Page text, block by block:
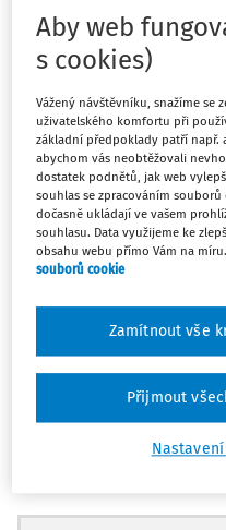
nejzávažnějších
nejen vzdělávací dráhy
marginalizovaných
znevýhodněním, ale
pedagogických sborů a
metodický nástroj
školám přehled
řešení a praktických
a jak budovat inkluzivní
se rovněž na klíčovou
žáků, posilovat jejich
pedagogy v práci s
Segregace ve
nejvýraznějším výzvám
systematickým
Aby web
s cookies)
Vážený návštěvníku, snažíme se
uživatelského komfortu při
základní předpoklady patří např.
abychom vás neobtěžovali
dostatek podnětů, jak web
souhlas se zpracováním
dočasně ukládají ve vašem
souhlasu. Data využijeme ke
obsahu webu přímo Vám na míru.
souborů cookie
Zamítnout vše
Přijmout